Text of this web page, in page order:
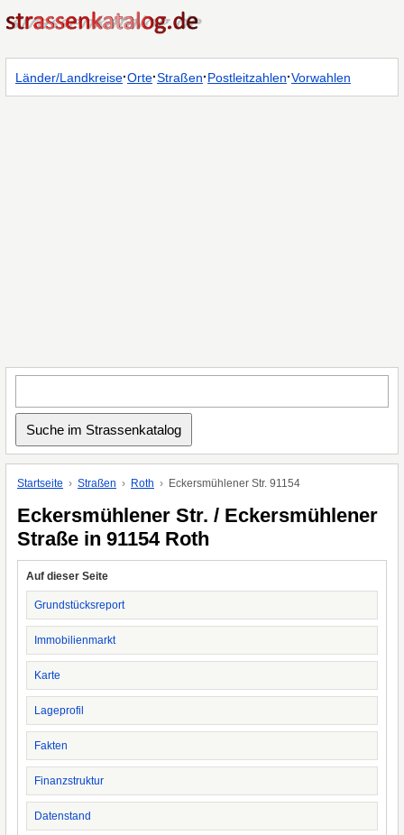
Länder/Landkreise·Orte·Straßen·Postleitzahlen·Vorwahlen
Startseite Straßen Roth Eckersmühlener Str. 91154
Eckersmühlener Str. / Eckersmühlener
Straße in 91154 Roth
Auf dieser Seite
Grundstücksreport
Immobilienmarkt
Karte
Lageprofil
Fakten
Finanzstruktur
Datenstand